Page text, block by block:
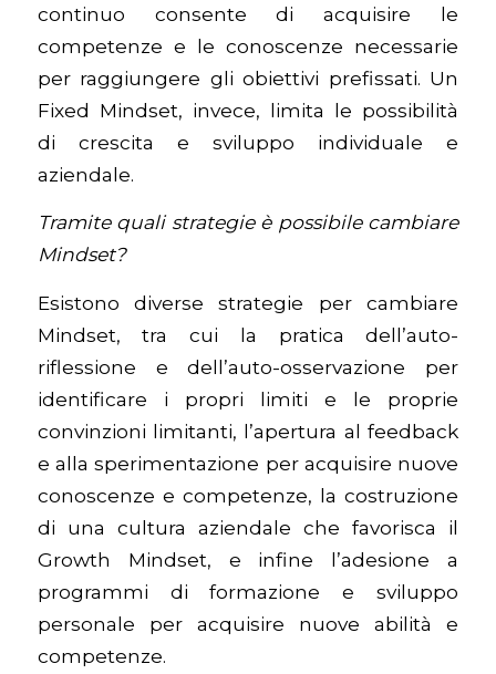
continuo consente di acquisire le
competenze e le conoscenze necessarie
per raggiungere gli obiettivi prefissati. Un
Fixed Mindset, invece, limita le possibilità
di crescita e sviluppo individuale e
aziendale.
Tramite quali strategie è possibile cambiare
Mindset?
Esistono diverse strategie per cambiare
Mindset, tra cui la pratica dell’auto-
riflessione e dell’auto-osservazione per
identificare i propri limiti e le proprie
convinzioni limitanti, l’apertura al feedback
e alla sperimentazione per acquisire nuove
conoscenze e competenze, la costruzione
di una cultura aziendale che favorisca il
Growth Mindset, e infine l’adesione a
programmi di formazione e sviluppo
personale per acquisire nuove abilità e
competenze.